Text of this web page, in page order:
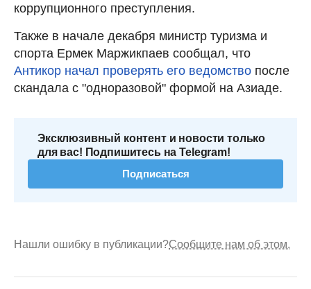
коррупционного преступления.
Также в начале декабря министр туризма и
спорта Ермек Маржикпаев сообщал, что
Антикор начал проверять его ведомство после
скандала с "одноразовой" формой на Азиаде.
Эксклюзивный контент и новости только
для вас! Подпишитесь на Telegram!
Подписаться
Нашли ошибку в публикации?Сообщите нам об этом.